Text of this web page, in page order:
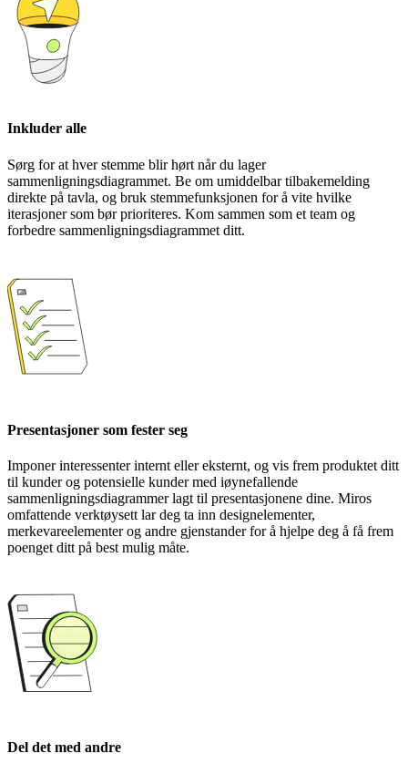
Inkluder alle
Sørg for at hver stemme blir hørt når du lager
sammenligningsdiagrammet. Be om umiddelbar tilbakemelding
direkte på tavla, og bruk stemmefunksjonen for å vite hvilke
iterasjoner som bør prioriteres. Kom sammen som et team og
forbedre sammenligningsdiagrammet ditt.
Presentasjoner som fester seg
Imponer interessenter internt eller eksternt, og vis frem produktet ditt
til kunder og potensielle kunder med iøynefallende
sammenligningsdiagrammer lagt til presentasjonene dine. Miros
omfattende verktøysett lar deg ta inn designelementer,
merkevareelementer og andre gjenstander for å hjelpe deg å få frem
poenget ditt på best mulig måte.
Del det med andre